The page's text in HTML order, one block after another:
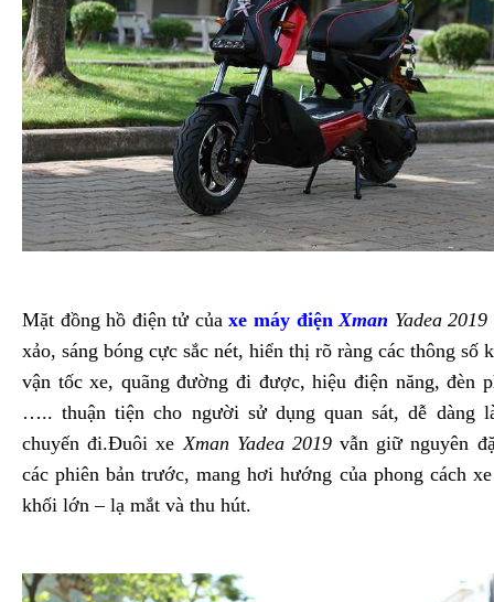
Mặt đồng hồ điện tử củaxe máy điện Xman Yadea 2019
xảo, sáng bóng cực sắc nét, hiển thị rõ ràng các thông số
vận tốc xe, quãng đường đi được, hiệu điện năng, đèn
….. thuận tiện cho người sử dụng quan sát, dễ dàng
chuyến đi.Đuôi xe Xman Yadea 2019vẫn giữ nguyên
các phiên bản trước, mang hơi hướng của phong cách
khối lớn – lạ mắt và thu hút.